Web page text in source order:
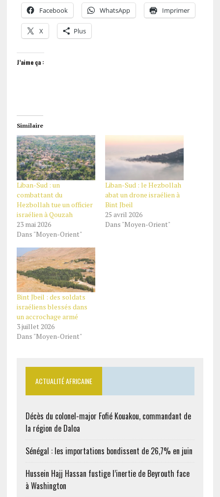
Facebook WhatsApp Imprimer
X Plus
J’aime ça :
Similaire
Liban-Sud : un
combattant du
Hezbollah tue un officier
israélien à Qouzah
23 mai 2026
Dans "Moyen-Orient"
Liban-Sud : le Hezbollah
abat un drone israélien à
Bint Jbeil
25 avril 2026
Dans "Moyen-Orient"
Bint Jbeil : des soldats
israéliens blessés dans
un accrochage armé
3 juillet 2026
Dans "Moyen-Orient"
ACTUALITÉ AFRICAINE
Décès du colonel-major Fofié Kouakou, commandant de
la région de Daloa
Sénégal : les importations bondissent de 26,7% en juin
Hussein Hajj Hassan fustige l’inertie de Beyrouth face
à Washington